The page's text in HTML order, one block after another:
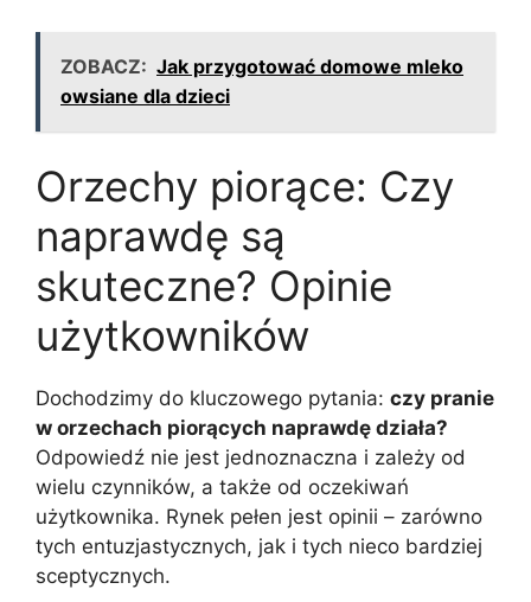
ZOBACZ: Jak przygotować domowe mleko
owsiane dla dzieci
Orzechy piorące: Czy
naprawdę są
skuteczne? Opinie
użytkowników
Dochodzimy do kluczowego pytania: czy pranie
w orzechach piorących naprawdę działa?
Odpowiedź nie jest jednoznaczna i zależy od
wielu czynników, a także od oczekiwań
użytkownika. Rynek pełen jest opinii – zarówno
tych entuzjastycznych, jak i tych nieco bardziej
sceptycznych.